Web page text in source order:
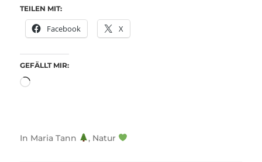
TEILEN MIT:
Facebook X
GEFÄLLT MIR:
In Maria Tann , Natur